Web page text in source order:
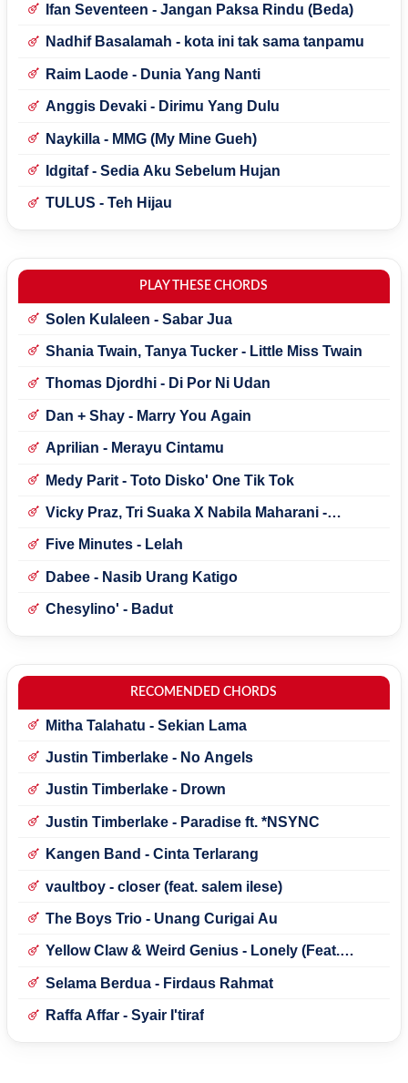
Ifan Seventeen - Jangan Paksa Rindu (Beda)
Nadhif Basalamah - kota ini tak sama tanpamu
Raim Laode - Dunia Yang Nanti
Anggis Devaki - Dirimu Yang Dulu
Naykilla - MMG (My Mine Gueh)
Idgitaf - Sedia Aku Sebelum Hujan
TULUS - Teh Hijau
PLAY THESE CHORDS
Solen Kulaleen - Sabar Jua
Shania Twain, Tanya Tucker - Little Miss Twain
Thomas Djordhi - Di Por Ni Udan
Dan + Shay - Marry You Again
Aprilian - Merayu Cintamu
Medy Parit - Toto Disko' One Tik Tok
Vicky Praz, Tri Suaka X Nabila Maharani -
Five Minutes - Lelah
Dabee - Nasib Urang Katigo
Chesylino' - Badut
RECOMENDED CHORDS
Mitha Talahatu - Sekian Lama
Justin Timberlake - No Angels
Justin Timberlake - Drown
Justin Timberlake - Paradise ft. *NSYNC
Kangen Band - Cinta Terlarang
vaultboy - closer (feat. salem ilese)
The Boys Trio - Unang Curigai Au
Yellow Claw & Weird Genius - Lonely (Feat.
Selama Berdua - Firdaus Rahmat
Raffa Affar - Syair I'tiraf